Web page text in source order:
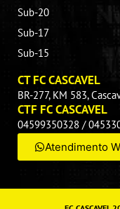
Sub-20
Sub-17
Sub-15
CT FC CASCAVEL
BR-277, KM 583,
CTF FC CASCAVEL
04599350328 /
Atendimento